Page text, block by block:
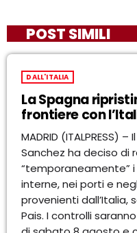
POST SIMILI
DALL'ITALIA
La Spagna
frontiere con
MADRID (ITALPRESS)
Sanchez ha deciso di
“temporaneamente”
interne, nei porti e
provenienti dall’Italia,
Pais. I controlli